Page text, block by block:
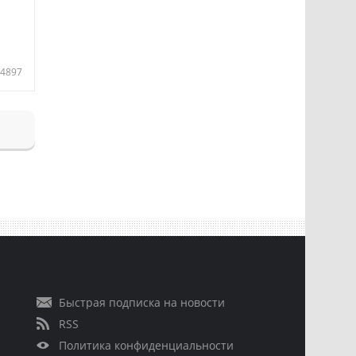
4897
Быстрая подписка на новости
RSS
Политика конфиденциальности